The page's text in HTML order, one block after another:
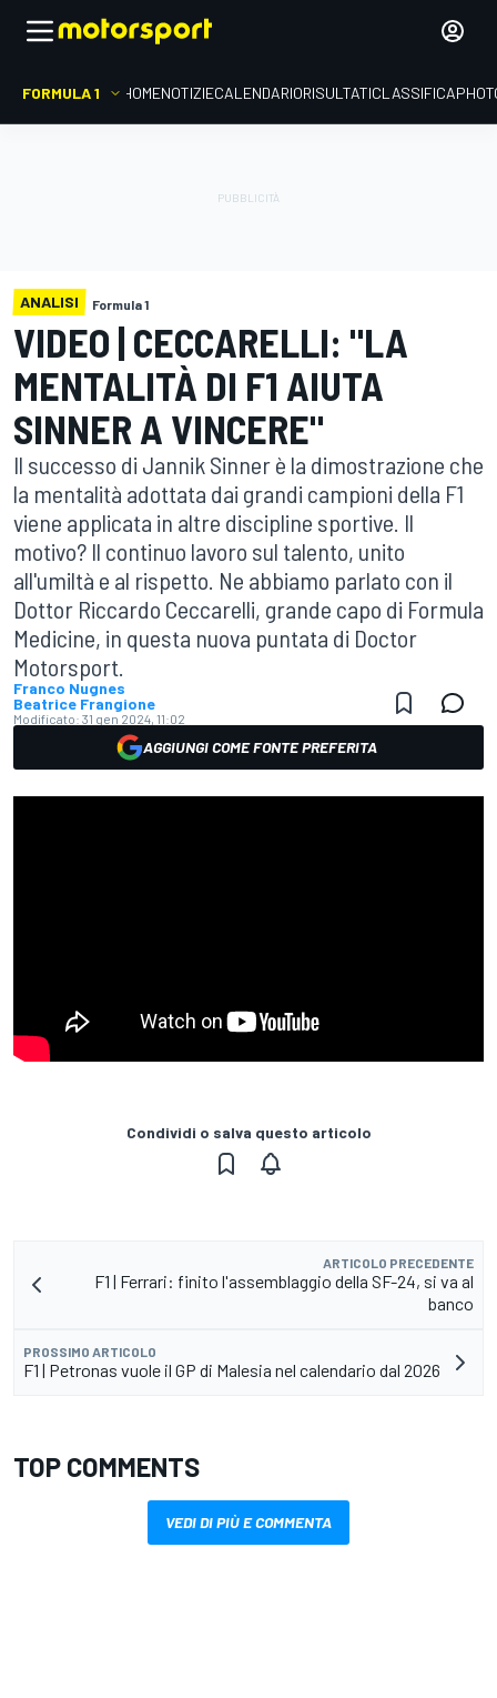
FORMULA 1 HOMENOTIZIECALENDARIORISULTATICLASSIFICA
ANALISI Formula 1
VIDEO | CECCARELLI: "LA
MENTALITÀ DI F1 AIUTA
SINNER A VINCERE"
Il successo di Jannik Sinner è la dimostrazione che
la mentalità adottata dai grandi campioni della F1
viene applicata in altre discipline sportive. Il
motivo? Il continuo lavoro sul talento, unito
all'umiltà e al rispetto. Ne abbiamo parlato con il
Dottor Riccardo Ceccarelli, grande capo di Formula
Medicine, in questa nuova puntata di Doctor
Motorsport.
Franco Nugnes
Beatrice Frangione
Modificato: 31 gen 2024, 11:02
AGGIUNGI COME FONTE PREFERITA
Condividi o salva questo articolo
ARTICOLO PRECEDENTE
F1 | Ferrari: finito l'assemblaggio della SF-24, si va al
banco
PROSSIMO ARTICOLO
F1 | Petronas vuole il GP di Malesia nel calendario dal 2026
TOP COMMENTS
VEDI DI PIÙ E COMMENTA